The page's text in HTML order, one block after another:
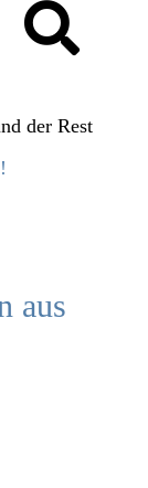
der Rest
aus